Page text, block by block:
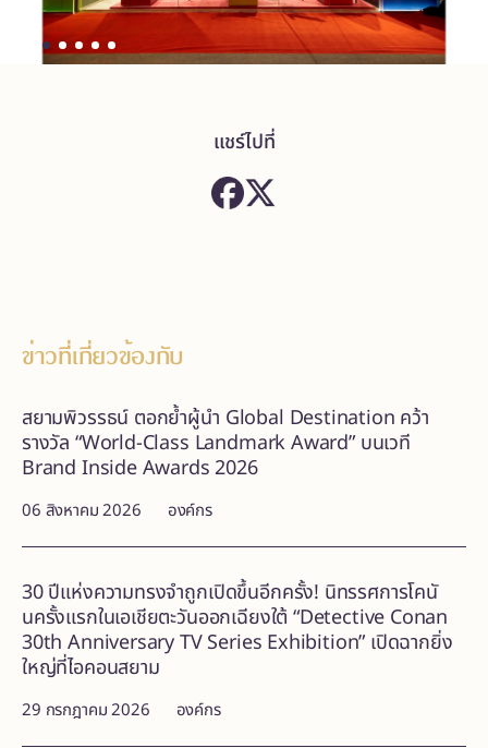
แชร์ไปที่
ข่าวที่เกี่ยวข้องกับ
06 สิงหาคม 2026 องค์กร
สยามพิวรรธน์ ตอกย้ำผู้นำ Global Destination คว้า
รางวัล “World-Class Landmark Award” บนเวที
Brand Inside Awards 2026
29 กรกฎาคม 2026 องค์กร
30 ปีแห่งความทรงจำถูกเปิดขึ้นอีกครั้ง! นิทรรศการโคนั
นครั้งแรกในเอเชียตะวันออกเฉียงใต้ “Detective Conan
30th Anniversary TV Series Exhibition” เปิดฉากยิ่ง
ใหญ่ที่ไอคอนสยาม